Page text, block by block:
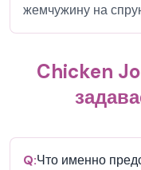
жемчужину на
Chicken
Q:Что именно